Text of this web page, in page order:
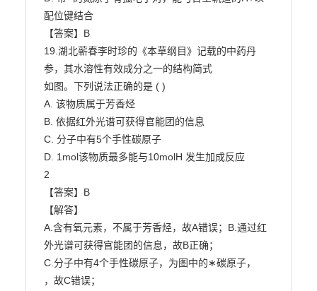
配位键结合
【答案】B
19.湖北蕲春李时珍的《本草纲目》记载的中药丹
参，其水溶性有效成分之一的结构简式
如图。下列说法正确的是 ( )
A. 该物质属于芳香烃
B. 依据红外光谱可获得官能团的信息
C. 分子中有5个手性碳原子
D. 1mol该物质最多能与10molH 发生加成反应
2
【答案】B
【解答】
A.含有氧元素，不属于芳香烃，故A错误；B.通过红
外光谱可获得官能团的信息，故B正确；
C.分子中有4个手性碳原子，为图中的∗碳原子，
，故C错误；